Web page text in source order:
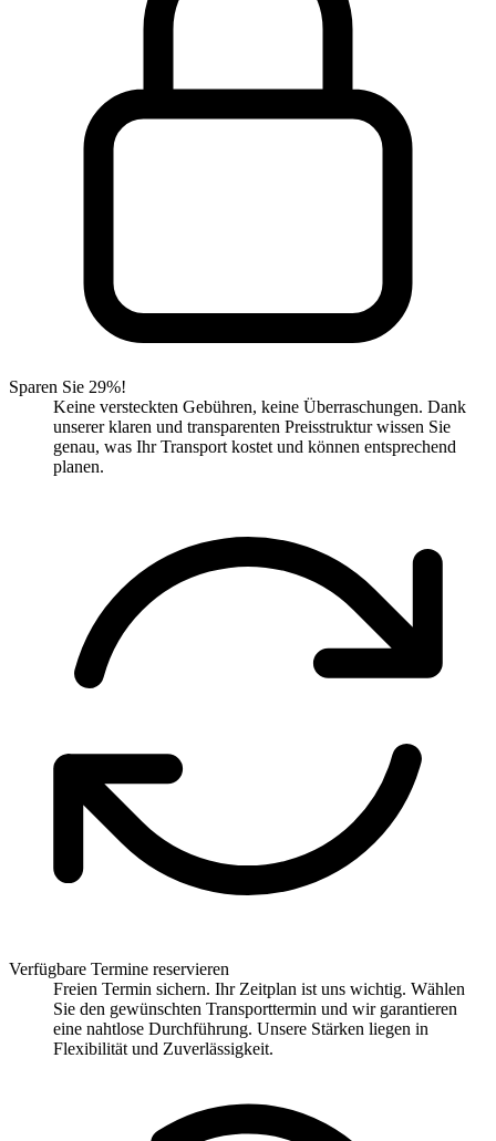
Sparen Sie 29%!
Keine versteckten Gebühren, keine Überraschungen. Dank
unserer klaren und transparenten Preisstruktur wissen Sie
genau, was Ihr Transport kostet und können entsprechend
planen.
Verfügbare Termine reservieren
Freien Termin sichern. Ihr Zeitplan ist uns wichtig. Wählen
Sie den gewünschten Transporttermin und wir garantieren
eine nahtlose Durchführung. Unsere Stärken liegen in
Flexibilität und Zuverlässigkeit.